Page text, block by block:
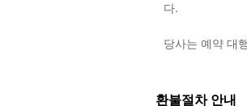
다.
당사는 예약 대
환불절차 안내